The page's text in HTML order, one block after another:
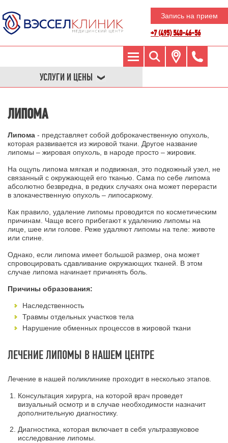
Запись на прием
+7 (495) 540-46-56
УСЛУГИ И ЦЕНЫ
ЛИПОМА
Липома - представляет собой доброкачественную опухоль,
которая развивается из жировой ткани. Другое название
липомы – жировая опухоль, в народе просто – жировик.
На ощупь липома мягкая и подвижная, это подкожный узел, не
связанный с окружающей его тканью. Сама по себе липома
абсолютно безвредна, в редких случаях она может перерасти
в злокачественную опухоль – липосаркому.
Как правило, удаление липомы проводится по косметическим
причинам. Чаще всего прибегают к удалению липомы на
лице, шее или голове. Реже удаляют липомы на теле: животе
или спине.
Однако, если липома имеет большой размер, она может
спровоцировать сдавливание окружающих тканей. В этом
случае липома начинает причинять боль.
Причины образования:
Наследственность
Травмы отдельных участков тела
Нарушение обменных процессов в жировой ткани
ЛЕЧЕНИЕ ЛИПОМЫ В НАШЕМ ЦЕНТРЕ
Лечение в нашей поликлинике проходит в несколько этапов.
Консультация хирурга, на которой врач проведет
визуальный осмотр и в случае необходимости назначит
дополнительную диагностику.
Диагностика, которая включает в себя ультразвуковое
исследование липомы.